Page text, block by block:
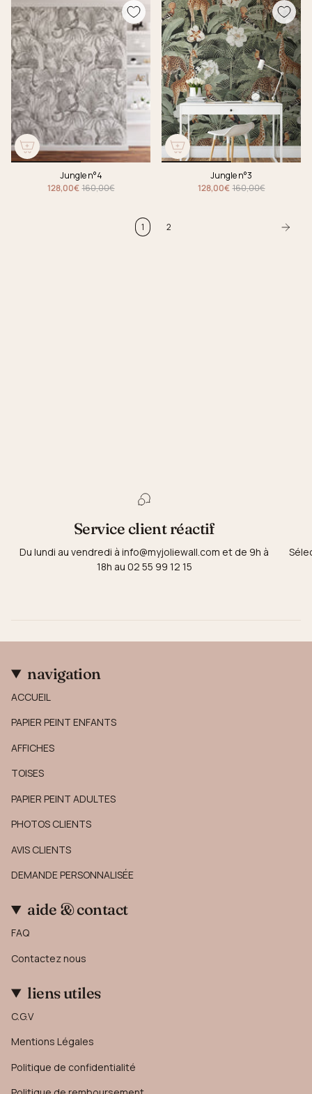
Jungle n°4
128,00€ 160,00€
Jungle n°3
128,00€ 160,00€
1 2
Service client réactif
Du lundi au vendredi à info@myjoliewall.com et de 9h à
18h au 02 55 99 12 15
navigation
ACCUEIL
PAPIER PEINT ENFANTS
AFFICHES
TOISES
PAPIER PEINT ADULTES
PHOTOS CLIENTS
AVIS CLIENTS
DEMANDE PERSONNALISÉE
aide & contact
FAQ
Contactez nous
liens utiles
C.G.V
Mentions Légales
Politique de confidentialité